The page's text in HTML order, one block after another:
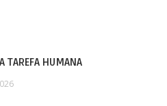
TAREFA HUMANA